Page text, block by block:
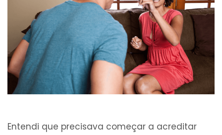
Entendi que precisava começar a acreditar